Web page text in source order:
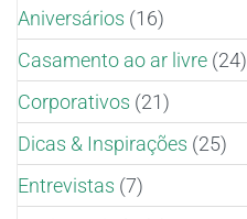
Aniversários (16)
Casamento ao ar livre (24)
Corporativos (21)
Dicas & Inspirações (25)
Entrevistas (7)